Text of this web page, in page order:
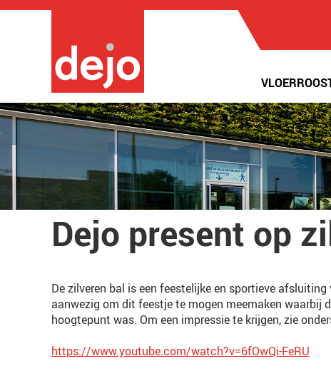
Dejo present op
De zilveren bal is een feestelijke en sportieve
aanwezig om dit feestje te mogen meemaken waarbij
hoogtepunt was. Om een impressie te krijgen, zie
https://www.youtube.com/watch?v=6fOwQi-FeRU